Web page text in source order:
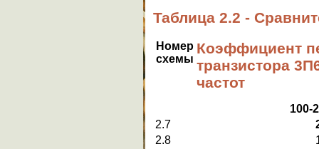
Таблица 2.2 -
Номер
схемы
Коэффициент
транзистора 3
частот
100-
2.7
2.8